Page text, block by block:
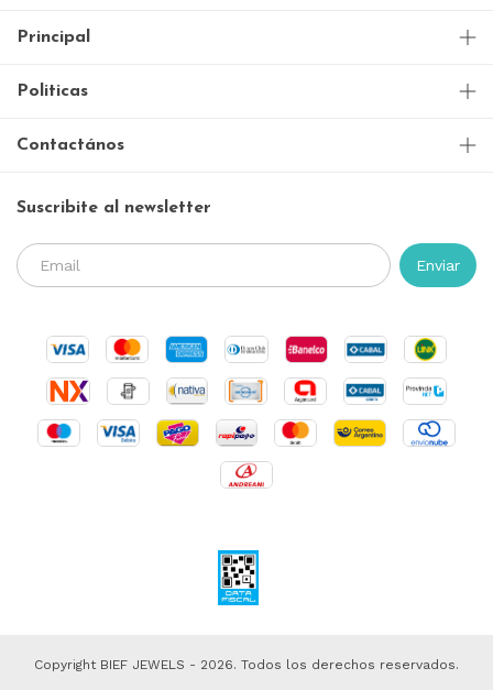
Principal
Politicas
Contactános
Suscribite al newsletter
Copyright BIEF JEWELS - 2026. Todos los derechos reservados.